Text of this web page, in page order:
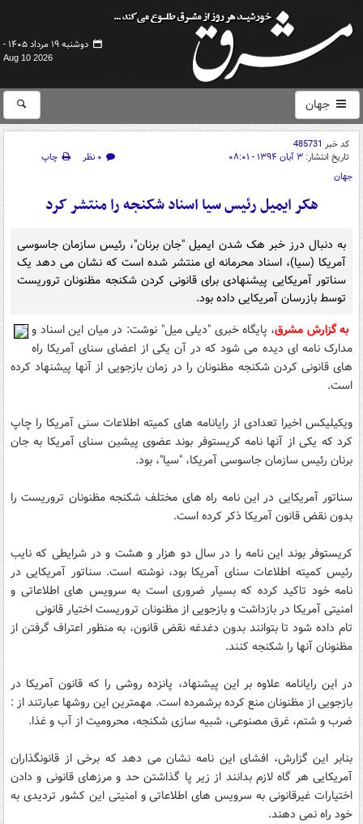
دوشنبه ۱۹ مرداد ۱۴۰۵ -
Aug 10 2026
جهان
کد خبر 485731
تاریخ انتشار: ۳ آبان ۱۳۹۴ - ۰۸:۰۱ ۰ نظر
چاپ
جهان
هکر ایمیل رئیس سیا اسناد شکنجه را منتشر کرد
به دنبال درز خبر هک شدن ایمیل "جان برنان"، رئیس سازمان جاسوسی
آمریکا (سیا)، اسناد محرمانه ای منتشر شده است که نشان می دهد یک
سناتور آمریکایی پیشنهادی برای قانونی کردن شکنجه مظنونان تروریست
توسط بازرسان آمریکایی داده بود.
به گزارش مشرق، پایگاه خبری "دیلی میل" نوشت: در میان این اسناد و
مدارک نامه ای دیده می شود که در آن یکی از اعضای سنای آمریکا راه
های قانونی کردن شکنجه مظنونان را در زمان بازجویی از آنها پیشنهاد کرده
است.
ویکیلیکس اخیرا تعدادی از رایانامه های کمیته اطلاعات سنی آمریکا را چاپ
کرد که یکی از آنها نامه کریستوفر بوند عضوی پیشین سنای آمریکا به جان
برنان رئیس سازمان جاسوسی آمریکا، "سیا"، بود.
سناتور آمریکایی در این نامه راه های مختلف شکنجه مظنونان تروریست را
بدون نقض قانون آمریکا ذکر کرده است.
کریستوفر بوند این نامه را در سال دو هزار و هشت و در شرایطی که نایب
رئیس کمیته اطلاعات سنای آمریکا بود، نوشته است. سناتور آمریکایی در
نامه خود تاکید کرده که بسیار ضروری است به سرویس های اطلاعاتی و
امنیتی آمریکا در بازداشت و بازجویی از مظنونان تروریست اختیار قانونی
تام داده شود تا بتوانند بدون دغدغه نقض قانون، به منظور اعتراف گرفتن از
مظنونان آنها را شکنجه کنند.
در این رایانامه علاوه بر این پیشنهاد، پانزده روشی را که قانون آمریکا در
بازجویی از مظنونان منع کرده برشمرده است. مهمترین این روشها عبارتند از :
ضرب و شتم، غرق مصنوعی، شبیه سازی شکنجه، محرومیت از آب و غذا.
بنابر این گزارش، افشای این نامه نشان می دهد که برخی از قانونگذاران
آمریکایی هر گاه لازم بدانند از زیر پا گذاشتن حد و مرزهای قانونی و دادن
اختیارات غیرقانونی به سرویس های اطلاعاتی و امنیتی این کشور تردیدی به
خود راه نمی دهند.